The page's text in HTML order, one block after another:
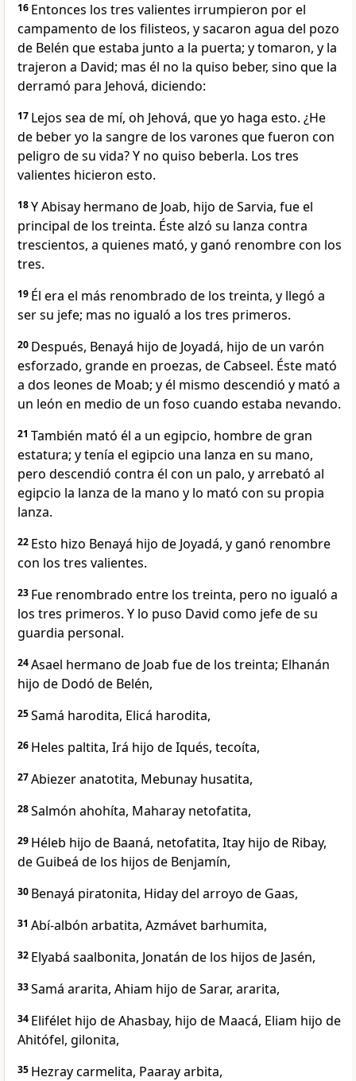
16 Entonces los tres valientes irrumpieron por el
campamento de los filisteos, y sacaron agua del pozo
de Belén que estaba junto a la puerta; y tomaron, y la
trajeron a David; mas él no la quiso beber, sino que la
derramó para Jehová, diciendo:
17 Lejos sea de mí, oh Jehová, que yo haga esto. ¿He
de beber yo la sangre de los varones que fueron con
peligro de su vida? Y no quiso beberla. Los tres
valientes hicieron esto.
18Y Abisay hermano de Joab, hijo de Sarvia, fue el
principal de los treinta. Éste alzó su lanza contra
trescientos, a quienes mató, y ganó renombre con los
tres.
19 Él era el más renombrado de los treinta, y llegó a
ser su jefe; mas no igualó a los tres primeros.
20 Después, Benayá hijo de Joyadá, hijo de un varón
esforzado, grande en proezas, de Cabseel. Éste mató
a dos leones de Moab; y él mismo descendió y mató a
un león en medio de un foso cuando estaba nevando.
21 También mató él a un egipcio, hombre de gran
estatura; y tenía el egipcio una lanza en su mano,
pero descendió contra él con un palo, y arrebató al
egipcio la lanza de la mano y lo mató con su propia
lanza.
22 Esto hizo Benayá hijo de Joyadá, y ganó renombre
con los tres valientes.
23 Fue renombrado entre los treinta, pero no igualó a
los tres primeros. Y lo puso David como jefe de su
guardia personal.
24Asael hermano de Joab fue de los treinta; Elhanán
hijo de Dodó de Belén,
25Samá harodita, Elicá harodita,
26 Heles paltita, Irá hijo de Iqués, tecoíta,
27Abiezer anatotita, Mebunay husatita,
28Salmón ahohíta, Maharay netofatita,
29 Héleb hijo de Baaná, netofatita, Itay hijo de Ribay,
de Guibeá de los hijos de Benjamín,
30 Benayá piratonita, Hiday del arroyo de Gaas,
31 Abí-albón arbatita, Azmávet barhumita,
32 Elyabá saalbonita, Jonatán de los hijos de Jasén,
33Samá ararita, Ahiam hijo de Sarar, ararita,
34 Elifélet hijo de Ahasbay, hijo de Maacá, Eliam hijo de
Ahitófel, gilonita,
35 Hezray carmelita, Paaray arbita,